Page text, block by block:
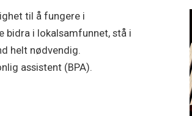
til å fungere i
bidra i lokalsamfunnet, stå i
helt nødvendig.
assistent (BPA).